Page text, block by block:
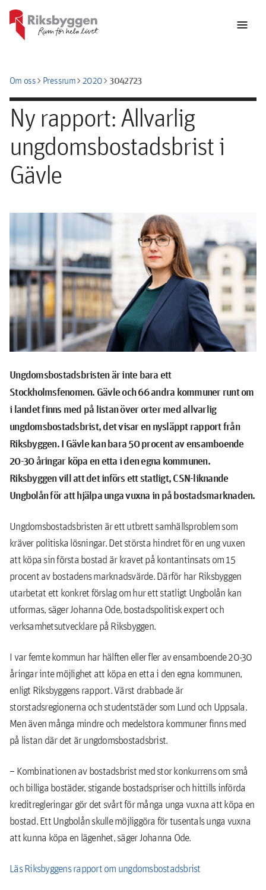
menu
Om osschevron_rightPressrumchevron_right2020chevron_right3042723
Ny rapport: Allvarlig
ungdomsbostadsbrist i
Gävle
Ungdomsbostadsbristen är inte bara ett
Stockholmsfenomen. Gävle och 66 andra kommuner runt om
i landet finns med på listan över orter med allvarlig
ungdomsbostadsbrist, det visar en nysläppt rapport från
Riksbyggen. I Gävle kan bara 50 procent av ensamboende
20-30 åringar köpa en etta i den egna kommunen.
Riksbyggen vill att det införs ett statligt, CSN-liknande
Ungbolån för att hjälpa unga vuxna in på bostadsmarknaden.
Ungdomsbostadsbristen är ett utbrett samhällsproblem som
kräver politiska lösningar. Det största hindret för en ung vuxen
att köpa sin första bostad är kravet på kontantinsats om 15
procent av bostadens marknadsvärde. Därför har Riksbyggen
utarbetat ett konkret förslag om hur ett statligt Ungbolån kan
utformas, säger Johanna Ode, bostadspolitisk expert och
verksamhetsutvecklare på Riksbyggen.
I var femte kommun har hälften eller fler av ensamboende 20-30
åringar inte möjlighet att köpa en etta i den egna kommunen,
enligt Riksbyggens rapport. Värst drabbade är
storstadsregionerna och studentstäder som Lund och Uppsala.
Men även många mindre och medelstora kommuner finns med
på listan där det är ungdomsbostadsbrist.
– Kombinationen av bostadsbrist med stor konkurrens om små
och billiga bostäder, stigande bostadspriser och hittills införda
kreditregleringar gör det svårt för många unga vuxna att köpa en
bostad. Ett Ungbolån skulle möjliggöra för tusentals unga vuxna
att kunna köpa en lägenhet, säger Johanna Ode.
Läs Riksbyggens rapport om ungdomsbostadsbrist